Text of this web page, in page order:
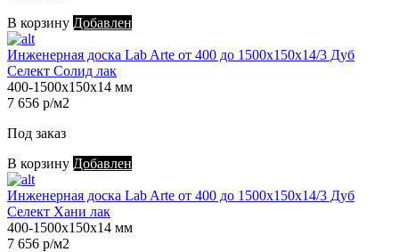
В корзину Добавлен
Инженерная доска Lab Arte от 400 до 1500х150х14/3 Дуб
Селект Солид лак
400-1500х150х14 мм
7 656 р/м2
Под заказ
В корзину Добавлен
Инженерная доска Lab Arte от 400 до 1500х150х14/3 Дуб
Селект Хани лак
400-1500х150х14 мм
7 656 р/м2